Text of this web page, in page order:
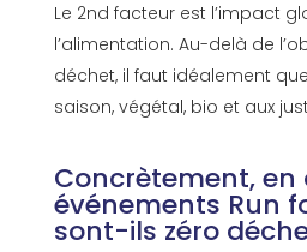
Le 2nd facteur est l’impact
l’alimentation. Au-delà de
déchet, il faut idéalement
saison, végétal, bio et aux
Concrètement, en
événements Run
sont-ils zéro